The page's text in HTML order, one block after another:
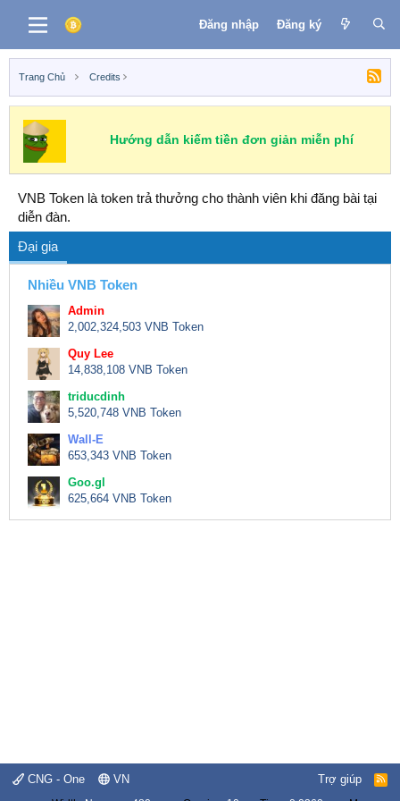
Đăng nhập Đăng ký
Trang Chủ Credits
Hướng dẫn kiếm tiền đơn giản miễn phí
VNB Token là token trả thưởng cho thành viên khi đăng bài tại
diễn đàn.
Đại gia
Nhiều VNB Token
Admin
2,002,324,503 VNB Token
Quy Lee
14,838,108 VNB Token
triducdinh
5,520,748 VNB Token
Wall-E
653,343 VNB Token
Goo.gl
625,664 VNB Token
CNG - One VN Trợ giúp
R